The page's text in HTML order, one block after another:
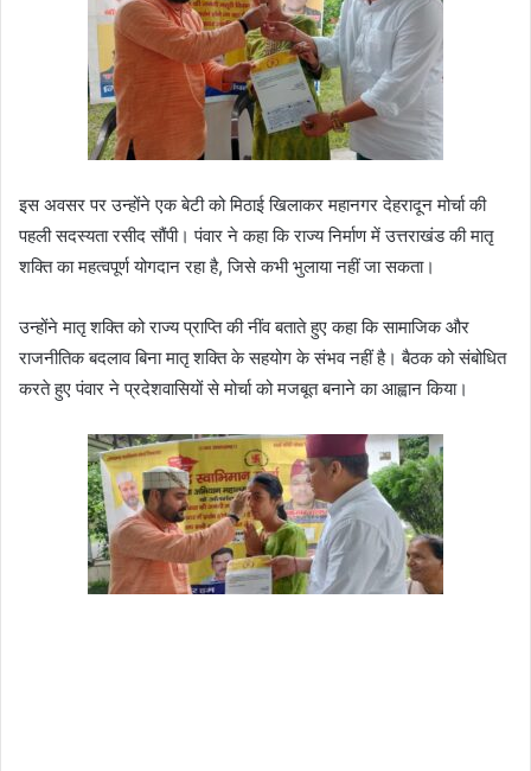
इस अवसर पर उन्होंने एक बेटी को मिठाई खिलाकर महानगर देहरादून मोर्चा की
पहली सदस्यता रसीद सौंपी। पंवार ने कहा कि राज्य निर्माण में उत्तराखंड की मातृ
शक्ति का महत्वपूर्ण योगदान रहा है, जिसे कभी भुलाया नहीं जा सकता।
उन्होंने मातृ शक्ति को राज्य प्राप्ति की नींव बताते हुए कहा कि सामाजिक और
राजनीतिक बदलाव बिना मातृ शक्ति के सहयोग के संभव नहीं है। बैठक को संबोधित
करते हुए पंवार ने प्रदेशवासियों से मोर्चा को मजबूत बनाने का आह्वान किया।